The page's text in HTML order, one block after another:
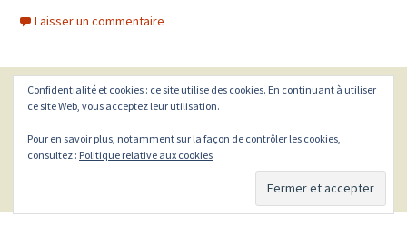
Laisser un commentaire
Navigation
← Articles plus anciens
Confidentialité et cookies : ce site utilise des cookies. En continuant à utiliser
ce site Web, vous acceptez leur utilisation.
Pour en savoir plus, notamment sur la façon de contrôler les cookies,
consultez : Politique relative aux cookies